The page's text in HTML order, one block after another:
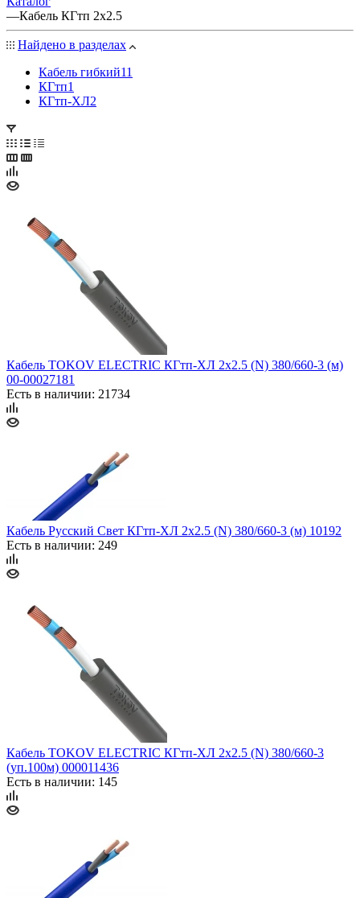
—Кабель КГтп 2х2.5
Найдено в разделах
Кабель гибкий11
КГтп1
КГтп-ХЛ2
Кабель TOKOV ELECTRIC КГтп-ХЛ 2х2.5 (N) 380/660-3 (м)
00-00027181
Есть в наличии: 21734
Кабель Русский Свет КГтп-ХЛ 2х2.5 (N) 380/660-3 (м) 10192
Есть в наличии: 249
Кабель TOKOV ELECTRIC КГтп-ХЛ 2х2.5 (N) 380/660-3
(уп.100м) 000011436
Есть в наличии: 145